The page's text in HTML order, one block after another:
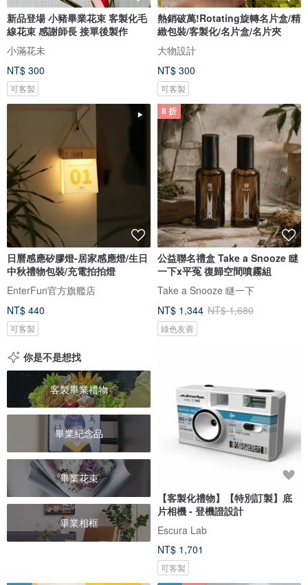
新品登場 小豬畢業花束 客製化毛
線花束 感謝師長 接單後製作
小滿花未
NT$ 300
可客製
熱銷破萬!Rotating旋轉名片盒/精
緻包裝/客製化/名片盒/名片夾
大物設計
NT$ 300
可客製
日曆感應矽膠燈-居家感應燈/生日
中秋禮物包裝/充電拍拍燈
EnterFun官方旗艦店
NT$ 440
可客製
8 折
公益聯名禮盒 Take a Snooze 瞇
一下x平冤 復歸空間噴霧組
Take a Snooze 瞇一下
NT$ 1,344 NT$ 1,680
綠色友善
你是不是想找
客製畢業禮物
畢業紀念品
畢業花束
畢業相框
【客製化禮物】【特別訂製】底
片相機 - 登機證設計
Escura Lab
NT$ 1,701
可客製